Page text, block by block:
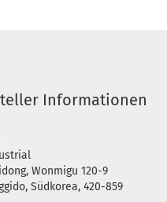
Informationen
Wonmigu 120-9
Südkorea, 420-859